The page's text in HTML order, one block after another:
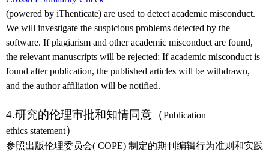
(powered by iThenticate) are used to detect academic misconduct.
We will investigate the suspicious problems detected by the
software. If plagiarism and other academic misconduct are found,
the relevant manuscripts will be rejected; If academic misconduct is
found after publication, the published articles will be withdrawn,
and the author affiliation will be notified.
4.研究的伦理审批和知情同意（Publication
ethics statement）
参照出版伦理委员会( COPE) 制定的期刊编辑行为准则和实践